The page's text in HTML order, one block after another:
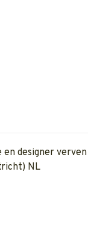
en designer verven
NL